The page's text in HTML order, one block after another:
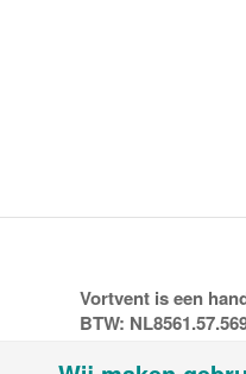
Vortvent is een
BTW: